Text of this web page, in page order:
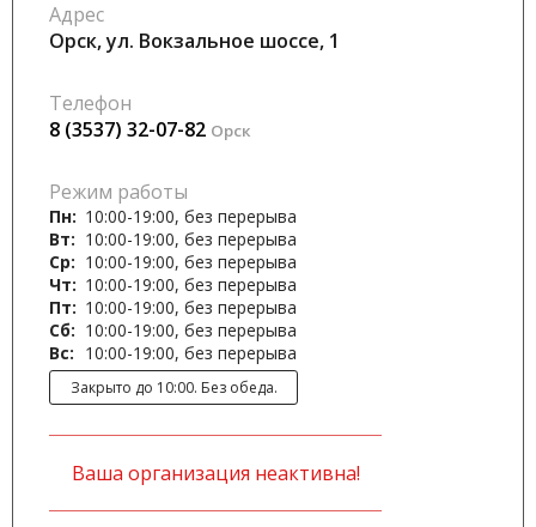
Адрес
Орск, ул. ​Вокзальное шоссе, 1
Телефон
8 (3537) 32-07-82 Орск
Режим работы
Пн: 10:00-19:00, без перерыва
Вт: 10:00-19:00, без перерыва
Ср: 10:00-19:00, без перерыва
Чт: 10:00-19:00, без перерыва
Пт: 10:00-19:00, без перерыва
Сб: 10:00-19:00, без перерыва
Вс: 10:00-19:00, без перерыва
Закрыто до 10:00. Без обеда.
Ваша организация неактивна!